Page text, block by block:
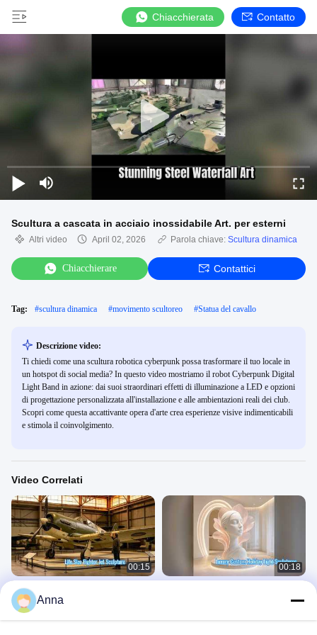
Chiacchierata Contatto
Scultura a cascata in acciaio inossidabile Art. per esterni
Altri video April 02, 2026 Parola chiave: Scultura dinamica
Chiacchierare Contattici
Tag: #scultura dinamica #movimento scultoreo #Statua del cavallo
Descrizione video:
Ti chiedi come una scultura robotica cyberpunk possa trasformare il tuo locale in
un hotspot di social media? In questo video mostriamo il robot Cyberpunk Digital
Light Band in azione: dai suoi straordinari effetti di illuminazione a LED e opzioni
di progettazione personalizzata all'installazione e alle ambientazioni reali dei club.
Scopri come questa accattivante opera d'arte crea esperienze visive indimenticabili
e stimola il coinvolgimento.
Video Correlati
00:15
Scultura di jet da combattimento in
acciaio inossidabile a grandezza
naturale art
Scultura Dinamica
00:18
Anna